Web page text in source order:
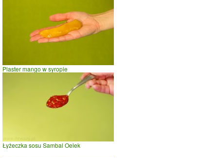
Plaster mango w syropie
Łyżeczka sosu Sambal Oelek